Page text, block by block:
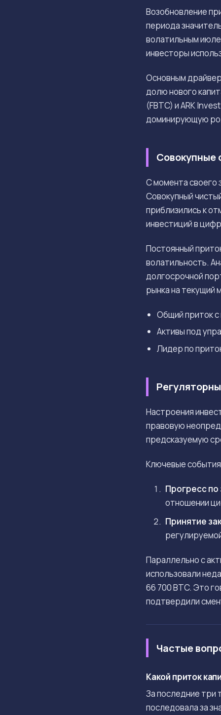
Возобновление
периода
волатильным
инвесторы
Основным
долю нового
(FBTC) и ARK
доминирующую
Совокупные
С момента своего
Совокупный
приблизились к
инвестиций в
Постоянный
волатильность.
долгосрочной
рынка на текущий
Общий приток
Активы под
Лидер по
Настроения
правовую
предсказуемую
Ключевые
Прогресс по
отношении
Принятие
Параллельно с
использовали
66 700 BTC. Это
подтвердили
Частые
Какой приток
За последние три
последовала за